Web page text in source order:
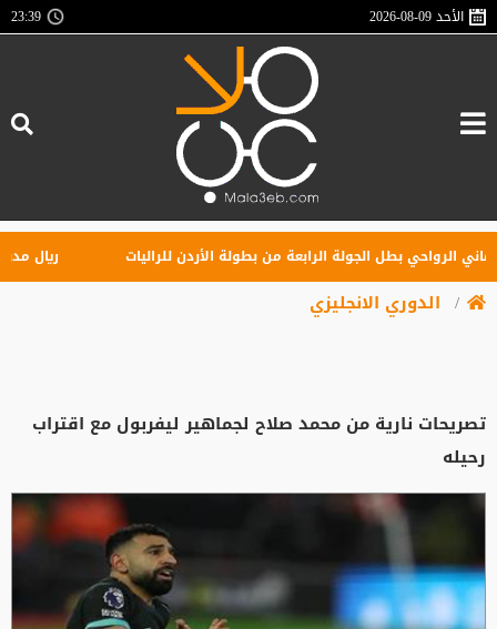
الأحد2026-08-09
23:39
بطل الجولة الرابعة من بطولة الأردن للراليات ريال مدريد
الدوري الانجليزي
تصريحات نارية من محمد صلاح لجماهير ليفربول مع اقتراب
رحيله